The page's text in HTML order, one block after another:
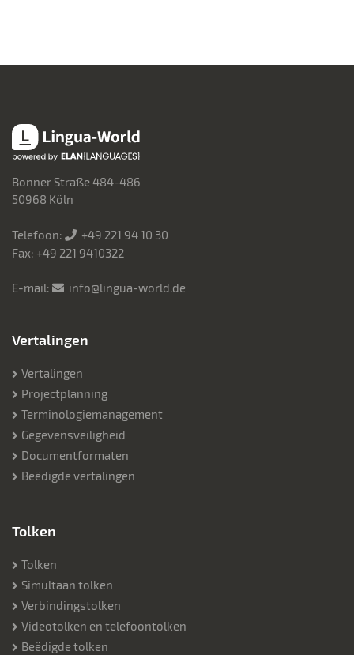
Lingua-World
Bonner Straße 484-486
50968 Köln
Telefoon:
+49 221 94 10 30
Fax: +49 221 9410322
E-mail: info@lingua-world.de
Vertalingen
Vertalingen
Projectplanning
Terminologiemanagement
Gegevensveiligheid
Documentformaten
Beëdigde vertalingen
Tolken
Tolken
Simultaan tolken
Verbindingstolken
Videotolken en telefoontolken
Beëdigde tolken